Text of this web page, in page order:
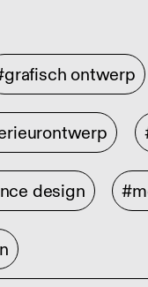
ontwerp
design